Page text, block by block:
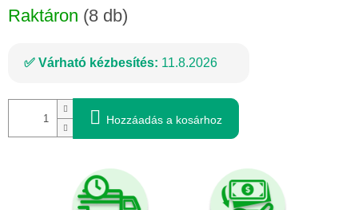
Raktáron (8 db)
Várható kézbesítés: 11.8.2026
Hozzáadás a kosárhoz